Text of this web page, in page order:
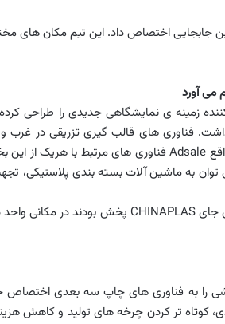
جابجایی اختصاص داد. این تیم مکان های
می آورد
زمینه ی نمایشگاهی جدیدی را طراحی
فناوری های قالب گیری تزریقی در غرب
Adsaleفناوری های مرتبط با هریک از این
توان به ماشین آلات بسته بندی پلاستیکی،
جایCHINAPLAS پخش بودند در مکانی واحد
را به فناوری های چاپ سه بعدی اختصاص
کوتاه تر کردن چرخه های تولید و کاهش